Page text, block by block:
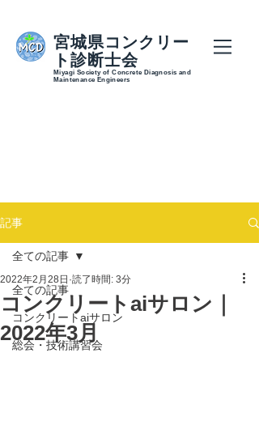
宮城県コンクリー
ト診断士会
Miyagi Society of Concrete Diagnosis and
Maintenance Engineers
記事
全ての記事
コンクリートaiサロン
総会・技術講習会
全ての記事
コンクリートaiサロン｜
2022年3月
2022年2月28日 読了時間: 3分